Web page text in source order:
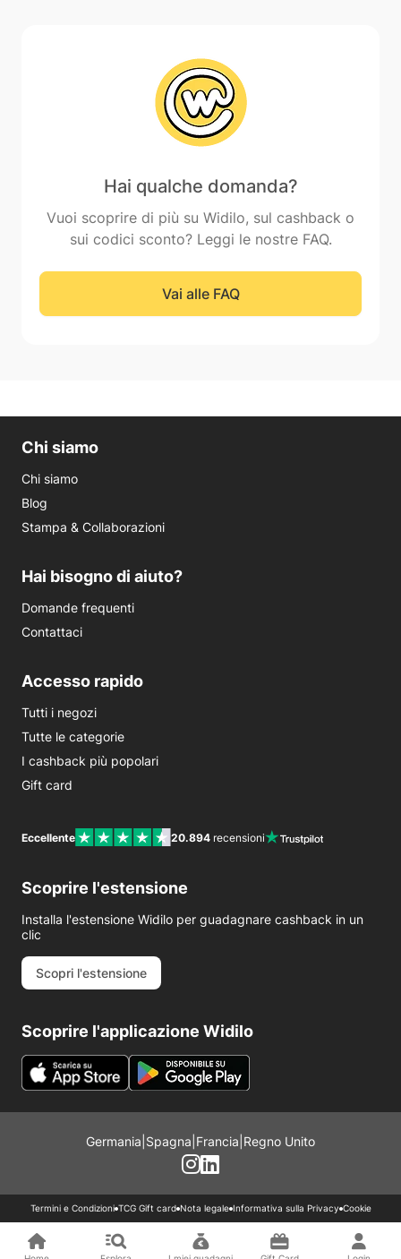
Hai qualche domanda?
Vuoi scoprire di più su Widilo, sul cashback o
sui codici sconto? Leggi le nostre FAQ.
Vai alle FAQ
Chi siamo
Chi siamo
Blog
Stampa & Collaborazioni
Hai bisogno di aiuto?
Domande frequenti
Contattaci
Accesso rapido
Tutti i negozi
Tutte le categorie
I cashback più popolari
Gift card
Eccellente 20.894 recensioni
Scoprire l'estensione
Installa l'estensione Widilo per guadagnare cashback in un
clic
Scopri l'estensione
Scoprire l'applicazione Widilo
Germania Spagna Francia Regno Unito
Termini e Condizioni TCG Gift card Nota legale Informativa sulla Privacy Cookie